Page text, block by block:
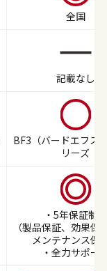
全国
記載なし
BF3（バードエフス
リーズ
・5年保証制度
（製品保証、効果保
メンテナンス保
・全力サポー